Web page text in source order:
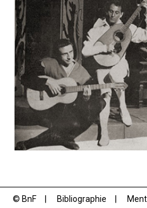
© BnF Bibliographie